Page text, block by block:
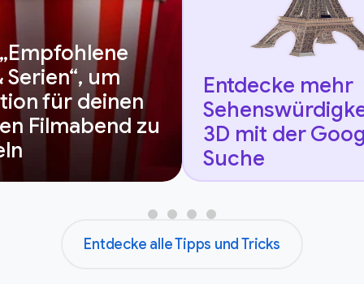
Serien“, um
für deinen
Filmabend zu
Entdecke mehr
3D mit der
Suche
Entdecke alle Tipps und Tricks